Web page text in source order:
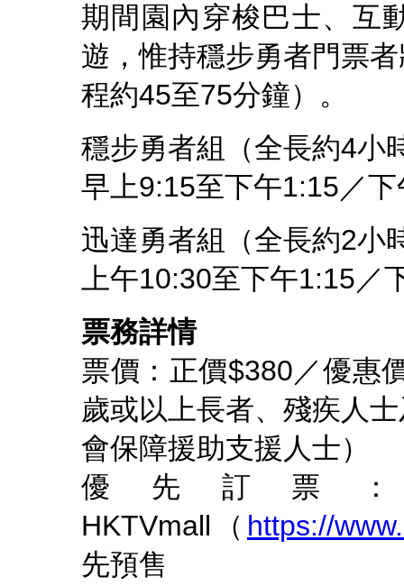
期間園內穿梭巴士、互
遊，惟持穩步勇者門票
程約45至75分鐘）。
穩步勇者組（全長約4小
早上9:15至下午1:15／
迅達勇者組（全長約2小
上午10:30至下午1:15／
票務詳情
票價：正價$380／優惠
歲或以上長者、殘疾人
會保障援助支援人士）
優先訂票
HKTVmall（ https://
先預售